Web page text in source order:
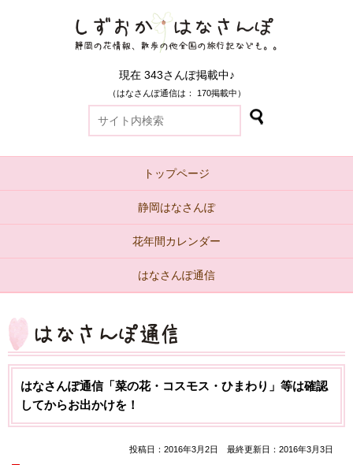
現在 343さんぽ掲載中♪
（はなさんぽ通信は： 170掲載中）
トップページ
静岡はなさんぽ
花年間カレンダー
はなさんぽ通信
はなさんぽ通信「菜の花・コスモス・ひまわり」等は確認
してからお出かけを！
投稿日：2016年3月2日 最終更新日：2016年3月3日